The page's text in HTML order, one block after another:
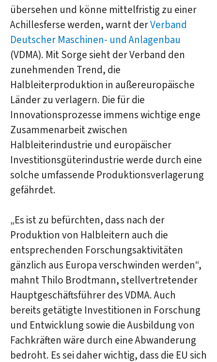
übersehen und könne mittelfristig zu einer
Achillesferse werden, warnt derVerband
Deutscher Maschinen- und Anlagenbau
(VDMA). Mit Sorge sieht der Verband den
zunehmenden Trend, die
Halbleiterproduktion in außereuropäische
Länder zu verlagern. Die für die
Innovationsprozesse immens wichtige enge
Zusammenarbeit zwischen
Halbleiterindustrie und europäischer
Investitionsgüterindustrie werde durch eine
solche umfassende Produktionsverlagerung
gefährdet.
„Es ist zu befürchten, dass nach der
Produktion von Halbleitern auch die
entsprechenden Forschungsaktivitäten
gänzlich aus Europa verschwinden werden“,
mahnt Thilo Brodtmann, stellvertretender
Hauptgeschäftsführer des VDMA. Auch
bereits getätigte Investitionen in Forschung
und Entwicklung sowie die Ausbildung von
Fachkräften wäre durch eine Abwanderung
bedroht. Es sei daher wichtig, dass die EU sich